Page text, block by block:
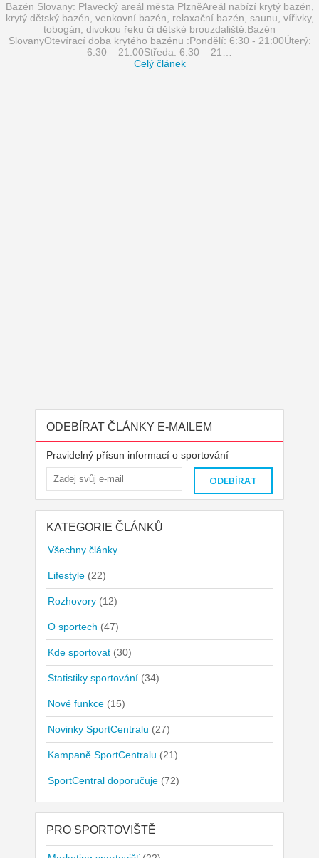
Bazén Slovany: Plavecký areál města PlzněAreál nabízí krytý bazén,
krytý dětský bazén, venkovní bazén, relaxační bazén, saunu, vířivky,
tobogán, divokou řeku či dětské brouzdaliště.Bazén
SlovanyOtevírací doba krytého bazénu :Pondělí: 6:30 - 21:00Úterý:
6:30 – 21:00Středa: 6:30 – 21…
Celý článek
ODEBÍRAT ČLÁNKY E-MAILEM
Pravidelný přísun informací o sportování
KATEGORIE ČLÁNKŮ
Všechny články
Lifestyle (22)
Rozhovory (12)
O sportech (47)
Kde sportovat (30)
Statistiky sportování (34)
Nové funkce (15)
Novinky SportCentralu (27)
Kampaně SportCentralu (21)
SportCentral doporučuje (72)
PRO SPORTOVIŠTĚ